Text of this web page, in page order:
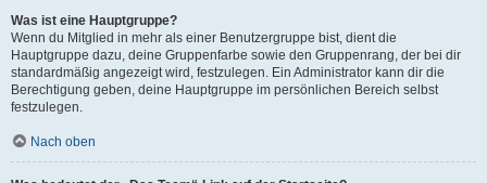
Was ist eine Hauptgruppe?
Wenn du Mitglied in mehr als einer Benutzergruppe bist, dient die
Hauptgruppe dazu, deine Gruppenfarbe sowie den Gruppenrang, der bei dir
standardmäßig angezeigt wird, festzulegen. Ein Administrator kann dir die
Berechtigung geben, deine Hauptgruppe im persönlichen Bereich selbst
festzulegen.
Nach oben